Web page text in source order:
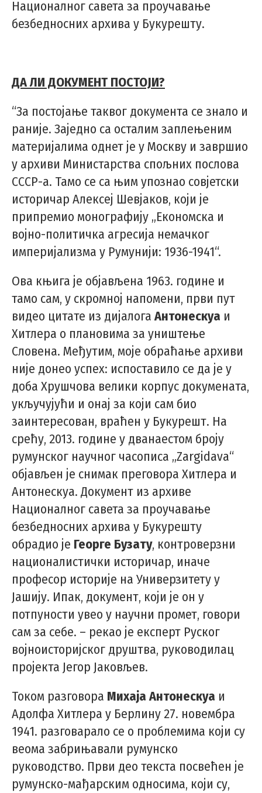
Националног савета за проучавање
безбедносних архива у Букурешту.
ДА ЛИ ДОКУМЕНТ ПОСТОЈИ?
“За постојање таквог документа се знало и
раније. Заједно са осталим заплењеним
материјалима однет је у Москву и завршио
у архиви Министарства спољних послова
СССР-а. Тамо се са њим упознао совјетски
историчар Алексеј Шевјаков, који је
припремио монографију „Економска и
војно-политичка агресија немачког
империјализма у Румунији: 1936-1941“.
Ова књига је објављена 1963. године и
тамо сам, у скромној напомени, први пут
видео цитате из дијалога Антонескуа и
Хитлера о плановима за уништење
Словена. Међутим, моје обраћање архиви
није донео успех: испоставило се да је у
доба Хрушчова велики корпус докумената,
укључујући и онај за који сам био
заинтересован, враћен у Букурешт. На
срећу, 2013. године у дванаестом броју
румунског научног часописа „Zargidava“
објављен је снимак преговора Хитлера и
Антонескуа. Документ из архиве
Националног савета за проучавање
безбедносних архива у Букурешту
обрадио је Георге Бузату, контроверзни
националистички историчар, иначе
професор историје на Универзитету у
Јашију. Ипак, документ, који је он у
потпуности увео у научни промет, говори
сам за себе. – рекао је експерт Руског
војноисторијског друштва, руководилац
пројекта Јегор Јаковљев.
Током разговора Михаја Антонескуа и
Адолфа Хитлера у Берлину 27. новембра
1941. разговарало се о проблемима који су
веома забрињавали румунско
руководство. Први део текста посвећен је
румунско-мађарским односима, који су,